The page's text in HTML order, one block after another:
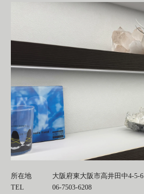
所在地
大阪府東大阪市高井田中4-5-6
TEL
06-7503-6208